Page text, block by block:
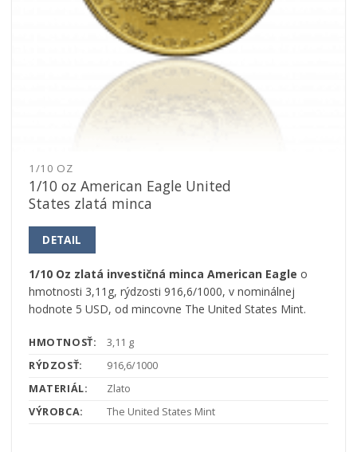
1/10 OZ
1/10 oz American Eagle United
States zlatá minca
DETAIL
1/10 Oz zlatá investičná minca American Eagle o
hmotnosti 3,11g, rýdzosti 916,6/1000, v nominálnej
hodnote 5 USD, od mincovne The United States Mint.
HMOTNOSŤ:
3,11 g
RÝDZOSŤ:
916,6/1000
MATERIÁL:
Zlato
VÝROBCA:
The United States Mint